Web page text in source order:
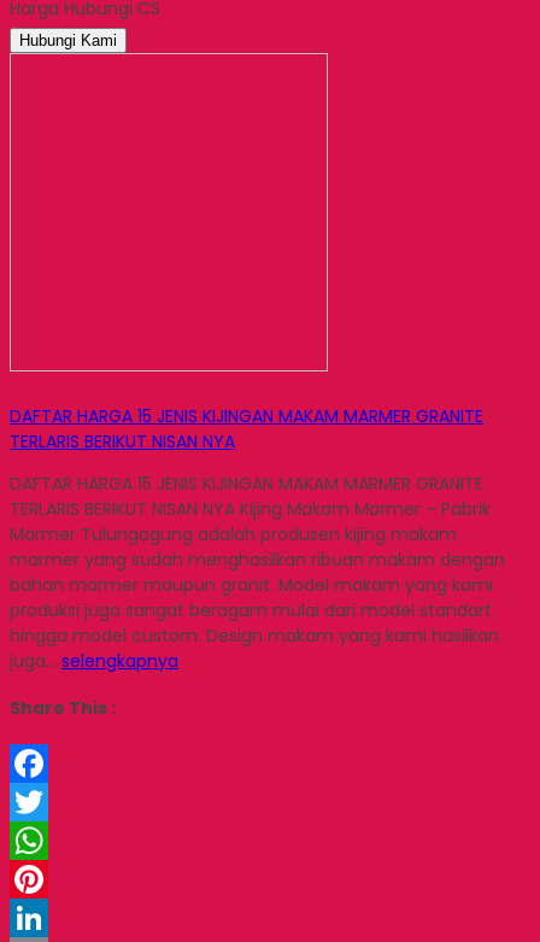
Email
Harga Hubungi CS
Hubungi Kami
DAFTAR HARGA 15 JENIS KIJINGAN MAKAM MARMER GRANITE
TERLARIS BERIKUT NISAN NYA
DAFTAR HARGA 15 JENIS KIJINGAN MAKAM MARMER GRANITE
TERLARIS BERIKUT NISAN NYA Kijing Makam Marmer – Pabrik
Marmer Tulungagung adalah produsen kijing makam
marmer yang sudah menghasilkan ribuan makam dengan
bahan marmer maupun granit. Model makam yang kami
produksi juga sangat beragam mulai dari model standart
hingga model custom. Design makam yang kami hasilkan
juga… selengkapnya
Share This :
Facebook
Twitter
WhatsApp
Pinterest